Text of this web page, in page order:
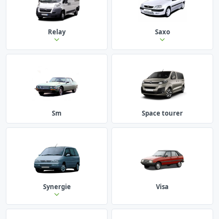
Relay Saxo
Sm Space tourer
Synergie Visa